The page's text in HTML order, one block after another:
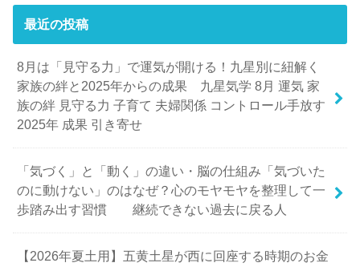
最近の投稿
8月は「見守る力」で運気が開ける！九星別に紐解く
家族の絆と2025年からの成果 九星気学 8月 運気 家
族の絆 見守る力 子育て 夫婦関係 コントロール手放す
2025年 成果 引き寄せ
「気づく」と「動く」の違い・脳の仕組み「気づいた
のに動けない」のはなぜ？心のモヤモヤを整理して一
歩踏み出す習慣 継続できない過去に戻る人
【2026年夏土用】五黄土星が西に回座する時期のお金